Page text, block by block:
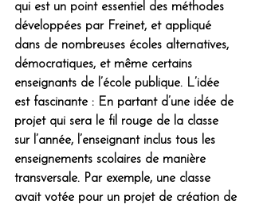
qui est un point essentiel des méthodes
développées par Freinet, et appliqué
dans de nombreuses écoles alternatives,
démocratiques, et même certains
enseignants de l’école publique. L’idée
est fascinante : En partant d’une idée de
projet qui sera le fil rouge de la classe
sur l’année, l’enseignant inclus tous les
enseignements scolaires de manière
transversale. Par exemple, une classe
avait votée pour un projet de création de